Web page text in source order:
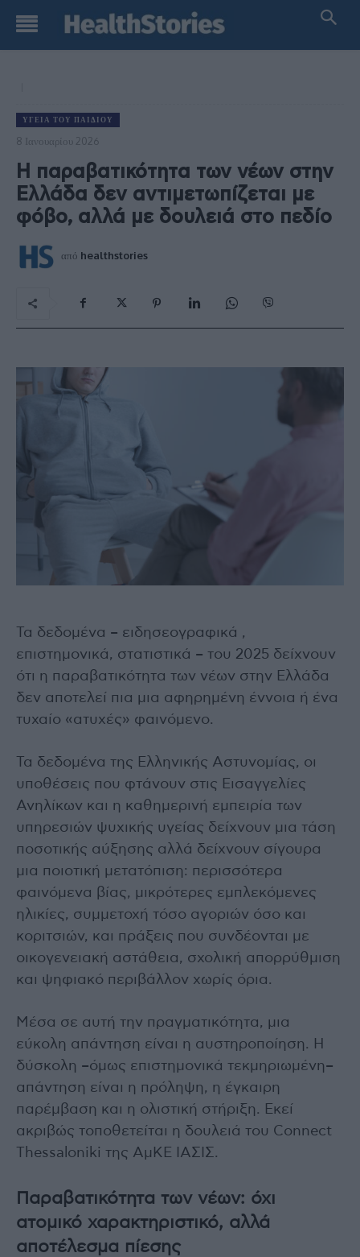
ΥΓΕΊΑ ΤΟΥ ΠΑΙΔΙΟΎ
8 Ιανουαρίου 2026
Η παραβατικότητα των νέων στην
Ελλάδα δεν αντιμετωπίζεται με
φόβο, αλλά με δουλειά στο πεδίο
από healthstories
Τα δεδομένα – ειδησεογραφικά ,
επιστημονικά, στατιστικά – του 2025 δείχνουν
ότι η παραβατικότητα των νέων στην Ελλάδα
δεν αποτελεί πια μια αφηρημένη έννοια ή ένα
τυχαίο «ατυχές» φαινόμενο.
Τα δεδομένα της Ελληνικής Αστυνομίας, οι
υποθέσεις που φτάνουν στις Εισαγγελίες
Ανηλίκων και η καθημερινή εμπειρία των
υπηρεσιών ψυχικής υγείας δείχνουν μια τάση
ποσοτικής αύξησης αλλά δείχνουν σίγουρα
μια ποιοτική μετατόπιση: περισσότερα
φαινόμενα βίας, μικρότερες εμπλεκόμενες
ηλικίες, συμμετοχή τόσο αγοριών όσο και
κοριτσιών, και πράξεις που συνδέονται με
οικογενειακή αστάθεια, σχολική απορρύθμιση
και ψηφιακό περιβάλλον χωρίς όρια.
Μέσα σε αυτή την πραγματικότητα, μια
εύκολη απάντηση είναι η αυστηροποίηση. Η
δύσκολη –όμως επιστημονικά τεκμηριωμένη–
απάντηση είναι η πρόληψη, η έγκαιρη
παρέμβαση και η ολιστική στήριξη. Εκεί
ακριβώς τοποθετείται η δουλειά του Connect
Thessaloniki της ΑμΚΕ ΙΑΣΙΣ.
Παραβατικότητα των νέων: όχι
ατομικό χαρακτηριστικό, αλλά
αποτέλεσμα πίεσης